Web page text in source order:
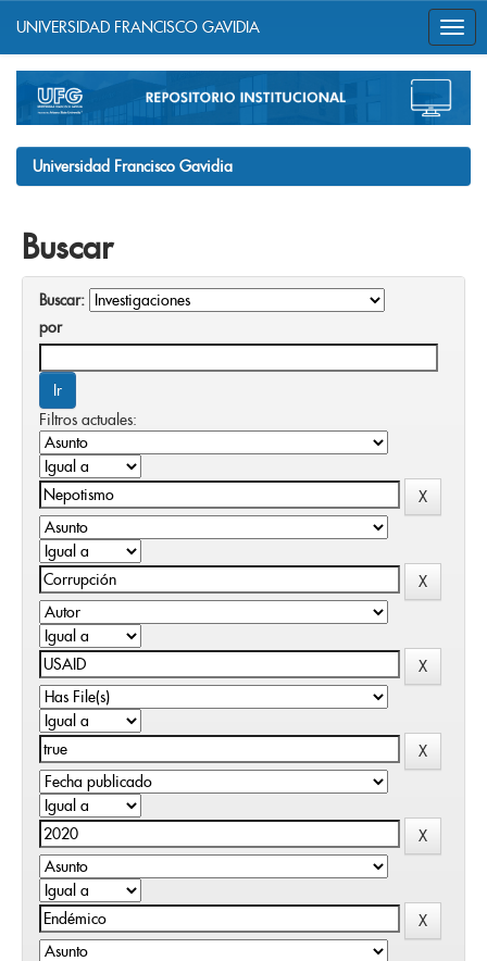
navigation
UNIVERSIDAD FRANCISCO GAVIDIA
Universidad Francisco Gavidia
Buscar
Buscar:
por
Filtros actuales: